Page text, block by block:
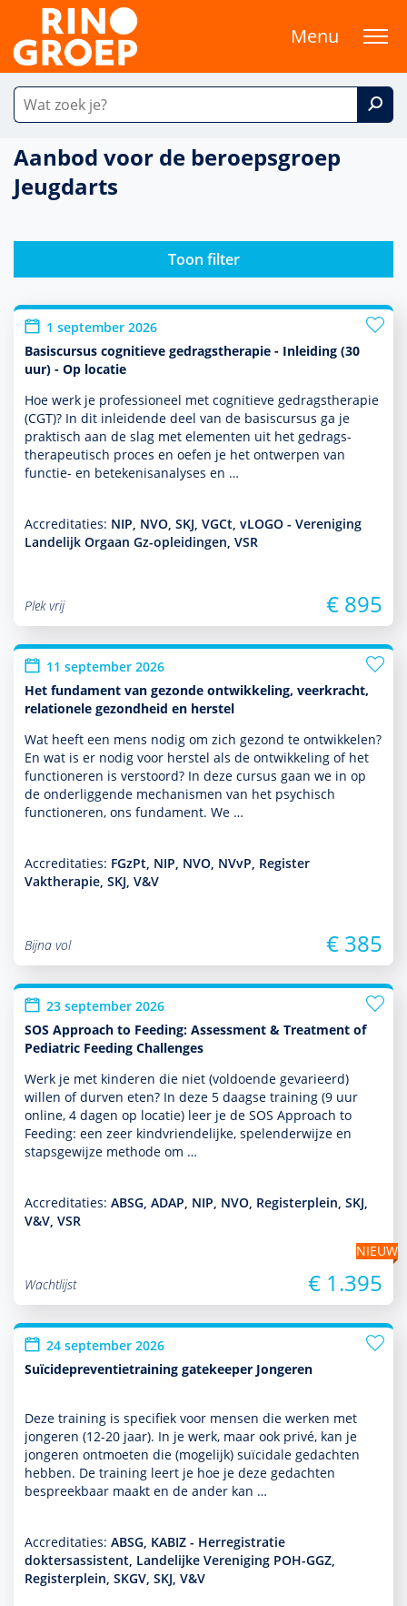
Menu
Aanbod voor de beroepsgroep
Jeugdarts
Toon filter
1 september 2026
Basiscursus cognitieve gedragstherapie - Inleiding (30
uur) - Op locatie
Hoe werk je professioneel met cogni­tieve gedrags­thera­pie
(CGT)? In dit inleidende deel van de basis­cursus ga je
prak­tisch aan de slag met elementen uit het gedrags­
thera­peu­tisch proces en oefen je het ontwerpen van
functie- en bete­kenisanalyses en …
Accreditaties: NIP, NVO, SKJ, VGCt, vLOGO - Vereniging
Landelijk Orgaan Gz-opleidingen, VSR
Plek vrij € 895
11 september 2026
Het fundament van gezonde ontwikkeling, veerkracht,
relationele gezondheid en herstel
Wat heeft een mens nodig om zich gezond te ontwik­kelen?
En wat is er nodig voor herstel als de ont­wikke­ling of het
functio­neren is verstoord? In deze cursus gaan we in op
de onderliggende mechanismen van het psychisch
functio­neren, ons fundament. We …
Accreditaties: FGzPt, NIP, NVO, NVvP, Register
Vaktherapie, SKJ, V&V
Bijna vol € 385
23 september 2026
SOS Approach to Feeding: Assessment & Treatment of
Pediatric Feeding Challenges
Werk je met kin­de­ren die niet (vol­doende gevarieerd)
willen of durven eten? In deze 5 daagse training (9 uur
online, 4 dagen op locatie) leer je de SOS Approach to
Feeding: een zeer kindvriendelijke, spelenderwijze en
stapsgewijze methode om …
Accreditaties: ABSG, ADAP, NIP, NVO, Registerplein, SKJ,
V&V, VSR
NIEUW
Wachtlijst
€ 1.395
24 september 2026
Suïcidepreventietraining gatekeeper Jongeren
Deze training is specifiek voor mensen die werken met
jongeren (12-20 jaar). In je werk, maar ook privé, kan je
jongeren ontmoeten die (moge­lijk) suïcidale gedachten
hebben. De training leert je hoe je deze gedachten
bespreekbaar maakt en de ander kan …
Accreditaties: ABSG, KABIZ - Herregistratie
doktersassistent, Landelijke Vereniging POH-GGZ,
Registerplein, SKGV, SKJ, V&V